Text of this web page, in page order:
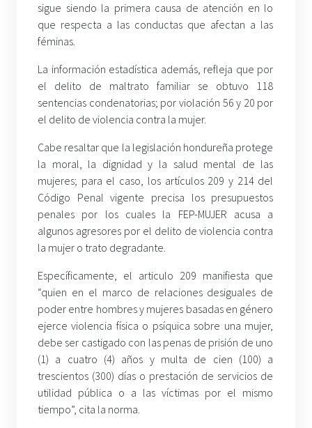
sigue siendo la primera causa de atención en lo
que respecta a las conductas que afectan a las
féminas.
La información estadística además, refleja que por
el delito de maltrato familiar se obtuvo 118
sentencias condenatorias; por violación 56 y 20 por
el delito de violencia contra la mujer.
Cabe resaltar que la legislación hondureña protege
la moral, la dignidad y la salud mental de las
mujeres; para el caso, los artículos 209 y 214 del
Código Penal vigente precisa los presupuestos
penales por los cuales la FEP-MUJER acusa a
algunos agresores por el delito de violencia contra
la mujer o trato degradante.
Específicamente, el articulo 209 manifiesta que
“quien en el marco de relaciones desiguales de
poder entre hombres y mujeres basadas en género
ejerce violencia física o psíquica sobre una mujer,
debe ser castigado con las penas de prisión de uno
(1) a cuatro (4) años y multa de cien (100) a
trescientos (300) días o prestación de servicios de
utilidad pública o a las víctimas por el mismo
tiempo”, cita la norma.